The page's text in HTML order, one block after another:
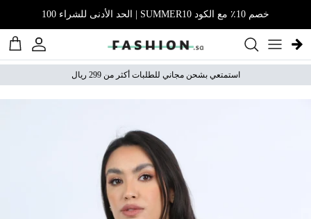
خصم 10٪ مع الكود SUMMER10 | الحد الأدنى للشراء 100
الحساب
استمتعي بشحن مجاني للطلبات أكثر من 299 ريال